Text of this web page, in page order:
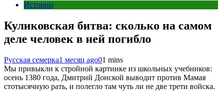
Истории
Куликовская битва: сколько на самом
деле человек в ней погибло
Русская семерка1 месяц ago01 mins
Мы привыкли к стройной картинке из школьных учебников:
осень 1380 года, Дмитрий Донской выводит против Мамая
стотысячную рать, и полегло там чуть ли не две трети войска.